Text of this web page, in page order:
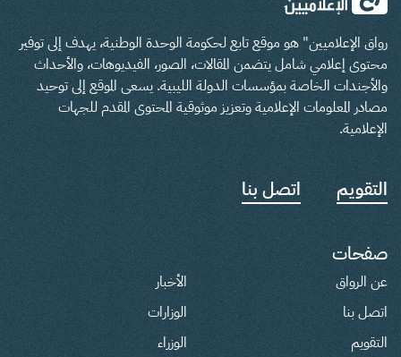
رواق الإعلاميين" هو موقع تابع لحكومة الوحدة الوطنية، يهدف إلى توفير
محتوى إعلامي شامل يتضمن المقالات، الصور، الفيديوهات، والأحداث
والأجندات الخاصة بمؤسسات الدولة الليبية. يسعى الموقع إلى توحيد
مصادر المعلومات الإعلامية وتعزيز موثوقية المحتوى المقدم للجهات
الإعلامية.
التقويم اتصل بنا
صفحات
عن الرواق
اتصل بنا
التقويم
الأخبار
الوزارات
الوزراء